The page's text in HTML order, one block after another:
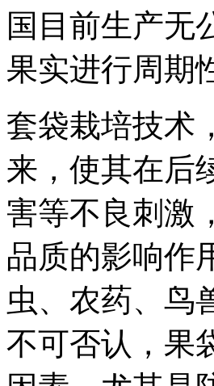
国目前生产无
果实进行周期
套袋栽培技术
来，使其在后
害等不良刺激
品质的影响作
虫、农药、鸟
不可否认，果